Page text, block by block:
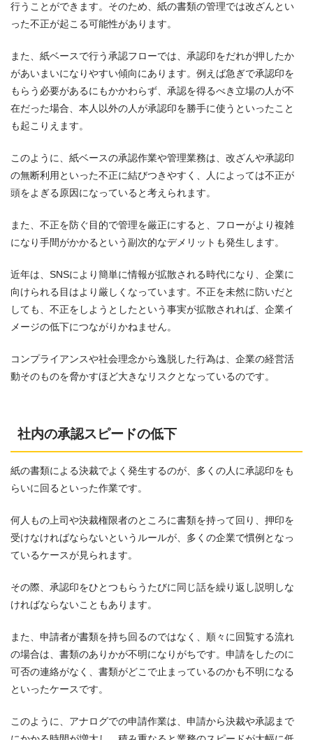
行うことができます。そのため、紙の書類の管理では改ざんとい
った不正が起こる可能性があります。
また、紙ベースで行う承認フローでは、承認印をだれが押したか
があいまいになりやすい傾向にあります。例えば急ぎで承認印を
もらう必要があるにもかかわらず、承認を得るべき立場の人が不
在だった場合、本人以外の人が承認印を勝手に使うといったこと
も起こりえます。
このように、紙ベースの承認作業や管理業務は、改ざんや承認印
の無断利用といった不正に結びつきやすく、人によっては不正が
頭をよぎる原因になっていると考えられます。
また、不正を防ぐ目的で管理を厳正にすると、フローがより複雑
になり手間がかかるという副次的なデメリットも発生します。
近年は、SNSにより簡単に情報が拡散される時代になり、企業に
向けられる目はより厳しくなっています。不正を未然に防いだと
しても、不正をしようとしたという事実が拡散されれば、企業イ
メージの低下につながりかねません。
コンプライアンスや社会理念から逸脱した行為は、企業の経営活
動そのものを脅かすほど大きなリスクとなっているのです。
社内の承認スピードの低下
紙の書類による決裁でよく発生するのが、多くの人に承認印をも
らいに回るといった作業です。
何人もの上司や決裁権限者のところに書類を持って回り、押印を
受けなければならないというルールが、多くの企業で慣例となっ
ているケースが見られます。
その際、承認印をひとつもらうたびに同じ話を繰り返し説明しな
ければならないこともあります。
また、申請者が書類を持ち回るのではなく、順々に回覧する流れ
の場合は、書類のありかが不明になりがちです。申請をしたのに
可否の連絡がなく、書類がどこで止まっているのかも不明になる
といったケースです。
このように、アナログでの申請作業は、申請から決裁や承認まで